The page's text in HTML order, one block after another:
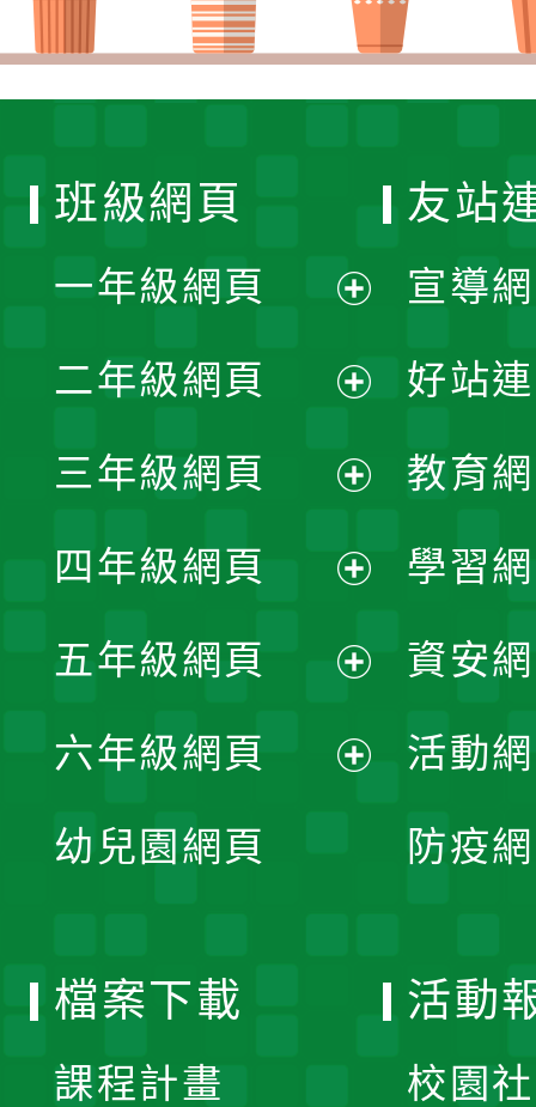
班級網頁
一年級網頁
開
選
單
二年級網頁
開
選
單
三年級網頁
開
選
單
四年級網頁
開
選
五年級網頁
開
六年級網頁
幼兒園網頁
友站
宣導
好站
教育
學習
資安
活動
防疫
檔案下載
課程計畫
活動
校園